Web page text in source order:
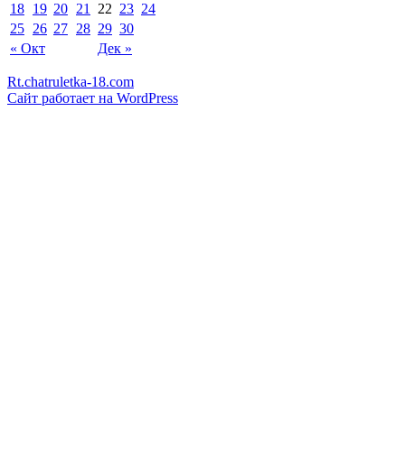
« Окт Дек »
18 19 20 21 22 23 24
25 26 27 28 29 30
Rt.chatruletka-18.com
Сайт работает на WordPress